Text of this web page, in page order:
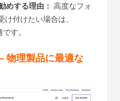
めする理由： 高度なフォ
付けたい場合は、
す。
物理製品に最適な